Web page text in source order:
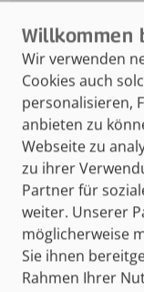
NEUAUFLAGE
Wir verwenden
Cookies auch
personalisieren,
anbieten zu
Webseite zu
zu ihrer
Partner für
weiter. Unserer
möglicherweise
Sie ihnen
Rahmen Ihrer